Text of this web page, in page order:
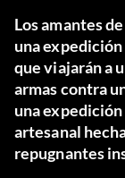
Los amantes
una
que viajarán a
armas contra
una
artesanal
repugnantes